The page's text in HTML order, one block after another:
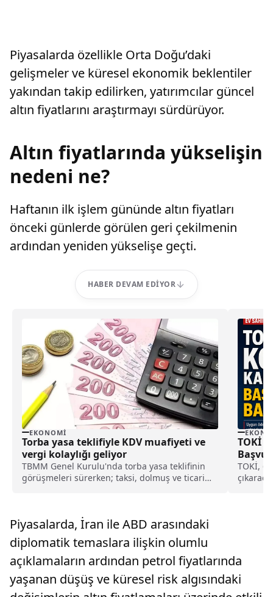
Piyasalarda özellikle Orta Doğu’daki
gelişmeler ve küresel ekonomik beklentiler
yakından takip edilirken, yatırımcılar güncel
altın fiyatlarını araştırmayı sürdürüyor.
Altın fiyatlarında yükselişin
nedeni ne?
Haftanın ilk işlem gününde altın fiyatları
önceki günlerde görülen geri çekilmenin
ardından yeniden yükselişe geçti.
HABER DEVAM EDIYOR
EKONOMI
Torba yasa teklifiyle KDV muafiyeti ve
vergi kolaylığı geliyor
TBMM Genel Kurulu'nda torba yasa teklifinin
görüşmeleri sürerken; taksi, dolmuş ve ticari
TOKİ
TOKİ,
Piyasalarda, İran ile ABD arasındaki
diplomatik temaslara ilişkin olumlu
açıklamaların ardından petrol fiyatlarında
yaşanan düşüş ve küresel risk algısındaki